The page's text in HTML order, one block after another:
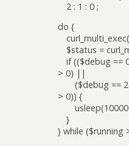
2 : 1 : 0 ;
do {
$status =
if (($debug ==
> 0) ||
($debug == 2
> 0)) {
usleep(10000
}
} while ($running